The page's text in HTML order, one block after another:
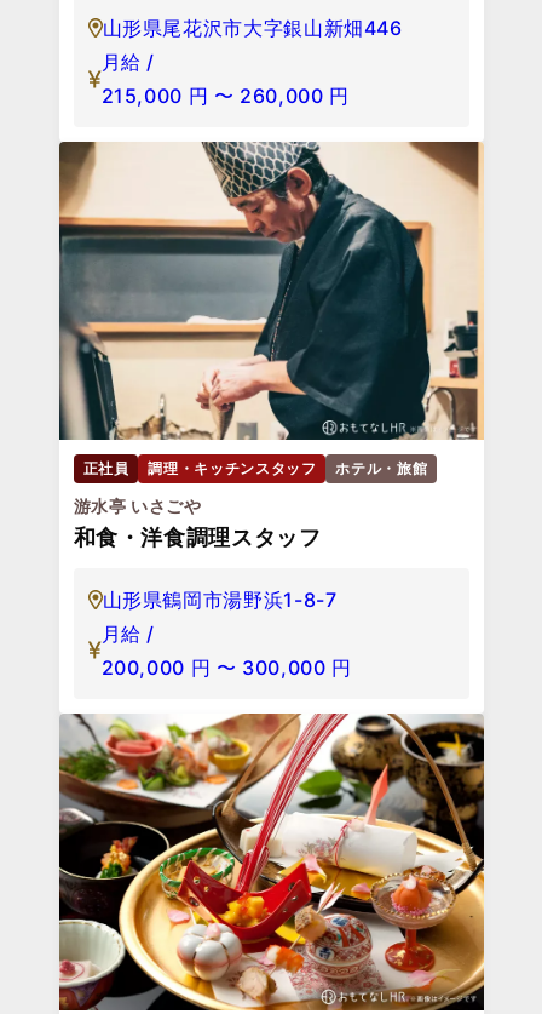
山形県尾花沢市大字銀山新畑446
月給 /
215,000 円 〜 260,000 円
正社員 調理・キッチンスタッフ ホテル・旅館
游水亭 いさごや
和食・洋食調理スタッフ
山形県鶴岡市湯野浜1-8-7
月給 /
200,000 円 〜 300,000 円